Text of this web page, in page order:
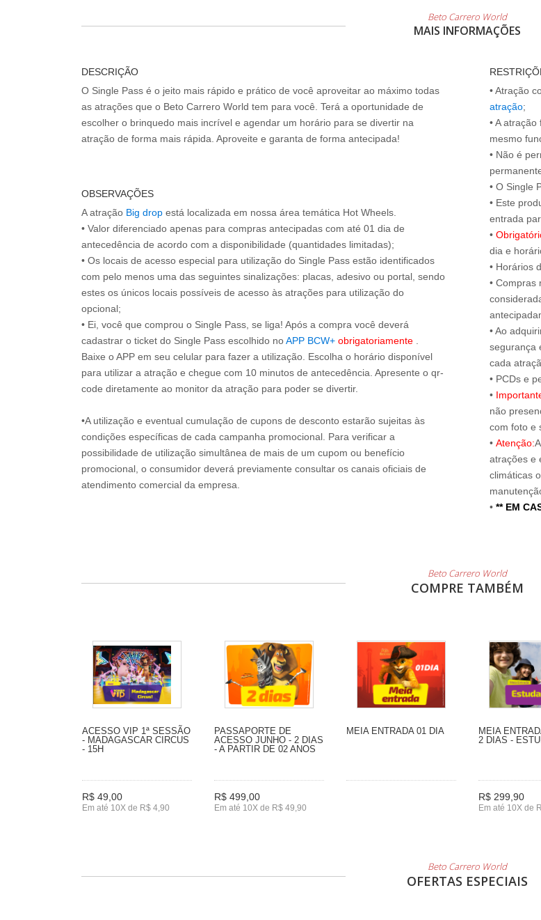
Beto Carrero World
MAIS INFORMAÇÕES
DESCRIÇÃO
O Single Pass é o jeito mais rápido e prático de você aproveitar ao máximo todas
as atrações que o Beto Carrero World tem para você. Terá a oportunidade de
escolher o brinquedo mais incrível e agendar um horário para se divertir na
atração de forma mais rápida. Aproveite e garanta de forma antecipada!
OBSERVAÇÕES
A atração Big drop está localizada em nossa área temática Hot Wheels.
• Valor diferenciado apenas para compras antecipadas com até 01 dia de
antecedência de acordo com a disponibilidade (quantidades limitadas);
• Os locais de acesso especial para utilização do Single Pass estão identificados
com pelo menos uma das seguintes sinalizações: placas, adesivo ou portal, sendo
estes os únicos locais possíveis de acesso às atrações para utilização do
opcional;
• Ei, você que comprou o Single Pass, se liga! Após a compra você deverá
cadastrar o ticket do Single Pass escolhido noAPP BCW+ obrigatoriamente
Baixe o APP em seu celular para fazer a utilização. Escolha o horário disponível
para utilizar a atração e chegue com 10 minutos de antecedência. Apresente o qr-
code diretamente ao monitor da atração para poder se divertir.
•A utilização e eventual cumulação de cupons de desconto estarão sujeitas às
condições específicas de cada campanha promocional. Para verificar a
possibilidade de utilização simultânea de mais de um cupom ou benefício
promocional, o consumidor deverá previamente consultar os canais oficiais de
atendimento comercial da empresa.
• Atração
atração;
• A
mesmo
• Não é
• O Single
• Este
entrada
•
dia e
• Horários
• Compras
• Ao
segurança
cada
• PCDs e
•
não
com foto e
• Atenção:
atrações e
climáticas
• ** EM
Beto Carrero World
COMPRE TAMBÉM
ACESSO VIP 1ª SESSÃO
- MADAGASCAR CIRCUS
- 15H
R$ 49,00
Em até 10X de R$ 4,90
PASSAPORTE DE
ACESSO JUNHO - 2 DIAS
- A PARTIR DE 02 ANOS
R$ 499,00
Em até 10X de R$ 49,90
MEIA ENTRADA 01 DIA
MEIA
2 DIAS -
R$ 299,90
Em até 10X de
Beto Carrero World
OFERTAS ESPECIAIS